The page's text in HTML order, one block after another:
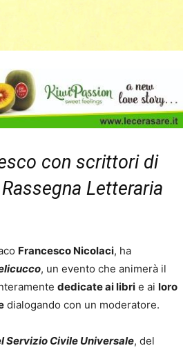
con scrittori di
Letteraria
Francesco Nicolaci, ha
, un evento che animerà il
dedicate ai libri e ai loro
dialogando con un moderatore.
Servizio Civile Universale, del